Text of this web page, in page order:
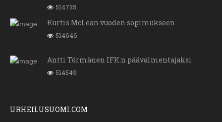
514735
Kurtis McLean vuoden sopimukseen
514646
Antti Törmänen IFK:n päävalmentajaksi
514549
URHEILUSUOMI.COM